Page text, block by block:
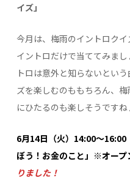
イズ」
今月は、梅雨のイントロク
イントロだけで当ててみま
トロは意外と知らないとい
ズを楽しむのももちろん、
にひたるのも楽しそうです
6月14日（火）14:00～
ぼう！お金のこと」※オー
りました！